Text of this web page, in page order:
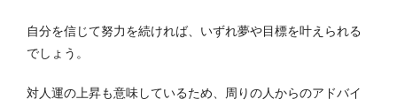
自分を信じて努力を続ければ、いずれ夢や目標を叶えられる
でしょう。
対人運の上昇も意味しているため、周りの人からのアドバイ